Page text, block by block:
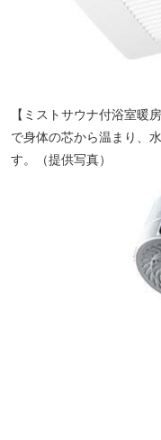
【ミストサウナ付浴室暖
で身体の芯から温まり、
す。（提供写真）